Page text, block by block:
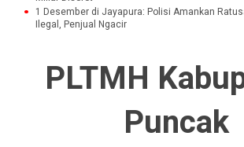
1 Desember di Jayapura: Polisi Amankan
Ilegal, Penjual Ngacir
PLTMH
Puncak